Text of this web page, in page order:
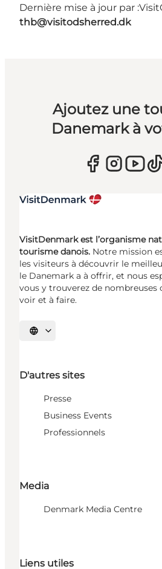
Dernière mise à jour par :
thb@visitodsherred.dk
Ajoutez une
Danemark à
VisitDenmark est l’organisme
tourisme danois. Notre mission
les visiteurs à découvrir le
le Danemark a à offrir, et nous
vous y trouverez de nombreuses
voir et à faire.
Choisissez la langue
D'autres sites
Presse
Business Events
Professionnels
Media
Denmark Media Centre
Liens utiles